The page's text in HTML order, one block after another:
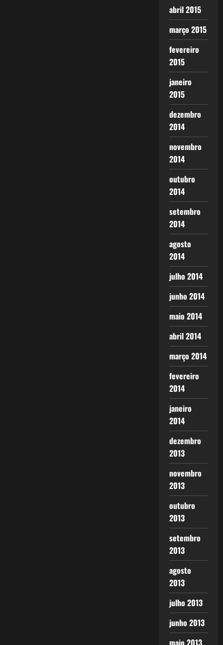
abril 2015
março 2015
fevereiro
2015
janeiro
2015
dezembro
2014
novembro
2014
outubro
2014
setembro
2014
agosto
2014
julho 2014
junho 2014
maio 2014
abril 2014
março 2014
fevereiro
2014
janeiro
2014
dezembro
2013
novembro
2013
outubro
2013
setembro
2013
agosto
2013
julho 2013
junho 2013
maio 2013